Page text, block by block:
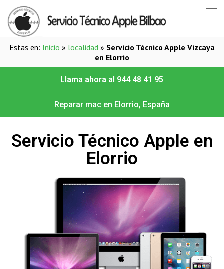
Estas en: Inicio » localidad» Servicio Técnico Apple Vizcaya
en Elorrio
Llama ahora al 944 48 41 95
Reparar mac en Elorrio, España
Servicio Técnico Apple en
Elorrio